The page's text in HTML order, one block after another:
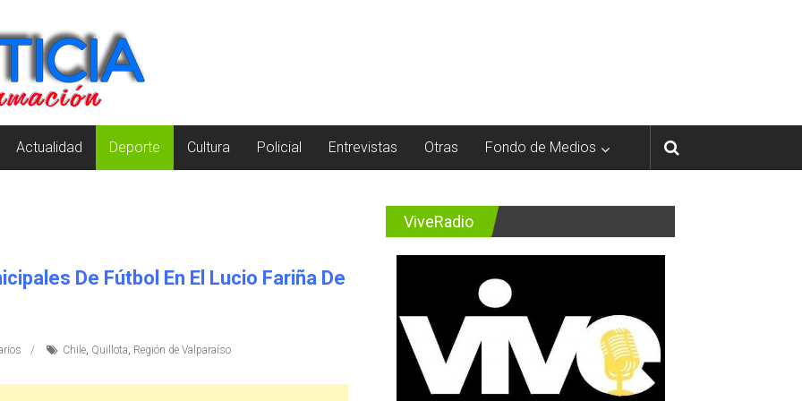
Actualidad Deporte Cultura Policial Entrevistas Otras Fondo de Medios
De Fútbol En El Lucio Fariña De
Chile, Quillota, Región de Valparaíso
ViveRadio